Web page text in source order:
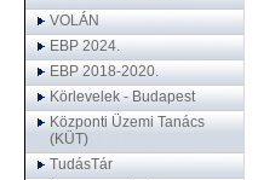
VOLÁN
EBP 2024.
EBP 2018-2020.
Körlevelek - Budapest
Központi Üzemi Tanács
(KÜT)
TudásTár